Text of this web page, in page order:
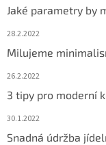
Jaké parametry by
28.2.2022
Milujeme
26.2.2022
3 tipy pro moderní
30.1.2022
Snadná údržba